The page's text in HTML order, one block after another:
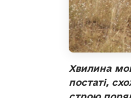
Хвилина
постаті,